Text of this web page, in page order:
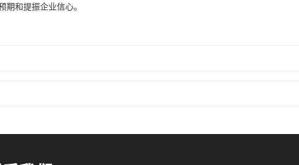
和提振企业信心。